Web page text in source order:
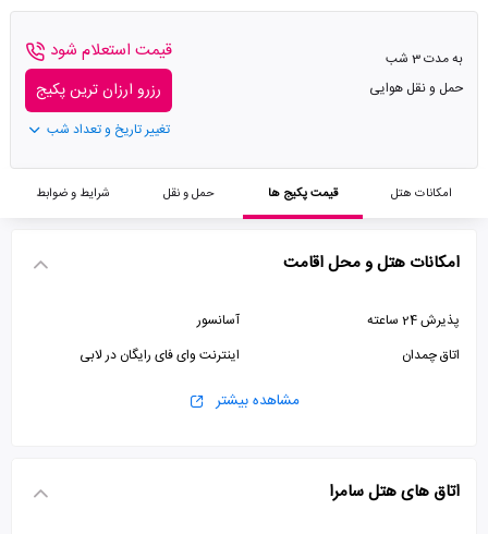
به مدت 3 شب
حمل و نقل هوایی
قیمت استعلام شود
رزرو ارزان ترین پکیج
تغییر تاریخ و تعداد شب
امکانات هتل قیمت پکیج ها حمل و نقل شرایط و ضوابط
امکانات هتل و محل اقامت
پذیرش 24 ساعته
آسانسور
اتاق چمدان
اینترنت وای فای رایگان در لابی
مشاهده بیشتر
اتاق های هتل سامرا